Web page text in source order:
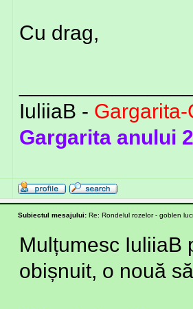
Cu drag,
IuliiaB -
Gargarita anului
Subiectul mesajului: Re: Rondelul rozelor - goblen
Mulțumesc IuliiaB
obișnuit, o nouă